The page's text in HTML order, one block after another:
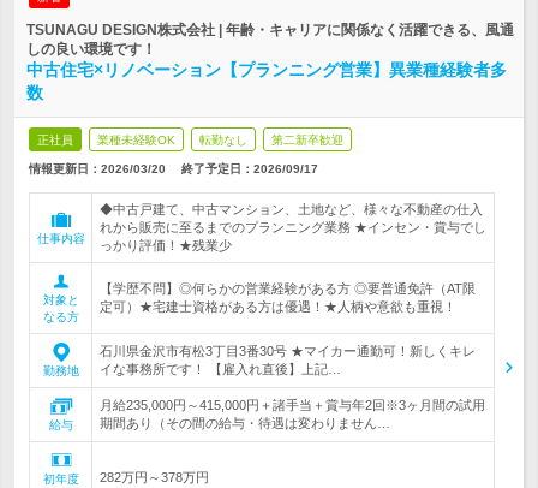
TSUNAGU DESIGN株式会社 | 年齢・キャリアに関係なく活躍できる、風通
しの良い環境です！
中古住宅×リノベーション【プランニング営業】異業種経験者多
数
正社員 業種未経験OK 転勤なし 第二新卒歓迎
情報更新日：2026/03/20 終了予定日： 2026/09/17
仕事内容
◆中古戸建て、中古マンション、土地など、様々な不動産の仕入
れから販売に至るまでのプランニング業務 ★インセン・賞与でし
っかり評価！★残業少
対象と
なる方
【学歴不問】◎何らかの営業経験がある方 ◎要普通免許（AT限
定可）★宅建士資格がある方は優遇！★人柄や意欲も重視！
勤務地
石川県金沢市有松3丁目3番30号 ★マイカー通勤可！新しくキレ
イな事務所です！ 【雇入れ直後】上記…
給与
月給235,000円～415,000円＋諸手当＋賞与年2回※3ヶ月間の試用
期間あり（その間の給与・待遇は変わりません…
初年度
282万円～378万円